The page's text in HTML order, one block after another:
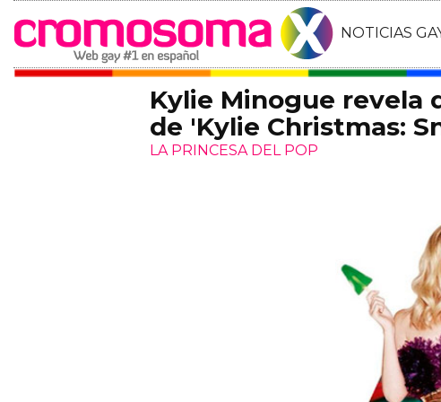
NOTICIAS
Kylie Minogue revela
de 'Kylie Christmas:
LA PRINCESA DEL POP